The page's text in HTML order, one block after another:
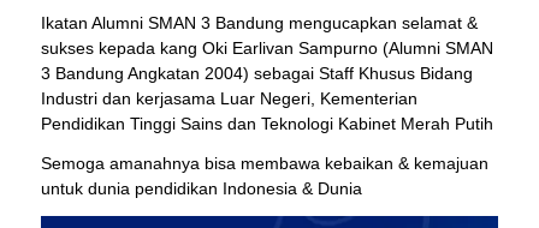
Ikatan Alumni SMAN 3 Bandung mengucapkan selamat &
sukses kepada kang Oki Earlivan Sampurno (Alumni SMAN
3 Bandung Angkatan 2004) sebagai Staff Khusus Bidang
Industri dan kerjasama Luar Negeri, Kementerian
Pendidikan Tinggi Sains dan Teknologi Kabinet Merah Putih
Semoga amanahnya bisa membawa kebaikan & kemajuan
untuk dunia pendidikan Indonesia & Dunia